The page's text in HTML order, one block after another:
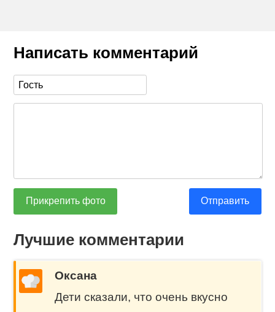
Написать комментарий
Прикрепить фото Отправить
Лучшие комментарии
Оксана
Дети сказали, что очень вкусно